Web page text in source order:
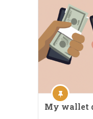
My wallet